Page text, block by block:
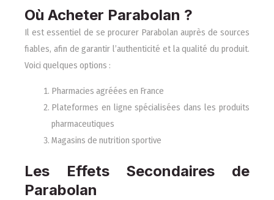
Où Acheter Parabolan ?
Il est essentiel de se procurer Parabolan auprès de sources
fiables, afin de garantir l’authenticité et la qualité du produit.
Voici quelques options :
Pharmacies agréées en France
Plateformes en ligne spécialisées dans les produits
pharmaceutiques
Magasins de nutrition sportive
Les Effets Secondaires de
Parabolan